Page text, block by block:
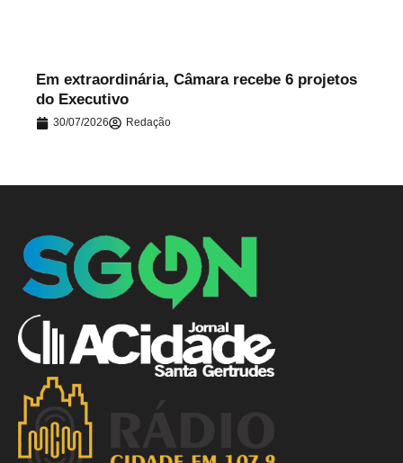
Em extraordinária, Câmara recebe 6 projetos
do Executivo
30/07/2026 Redação